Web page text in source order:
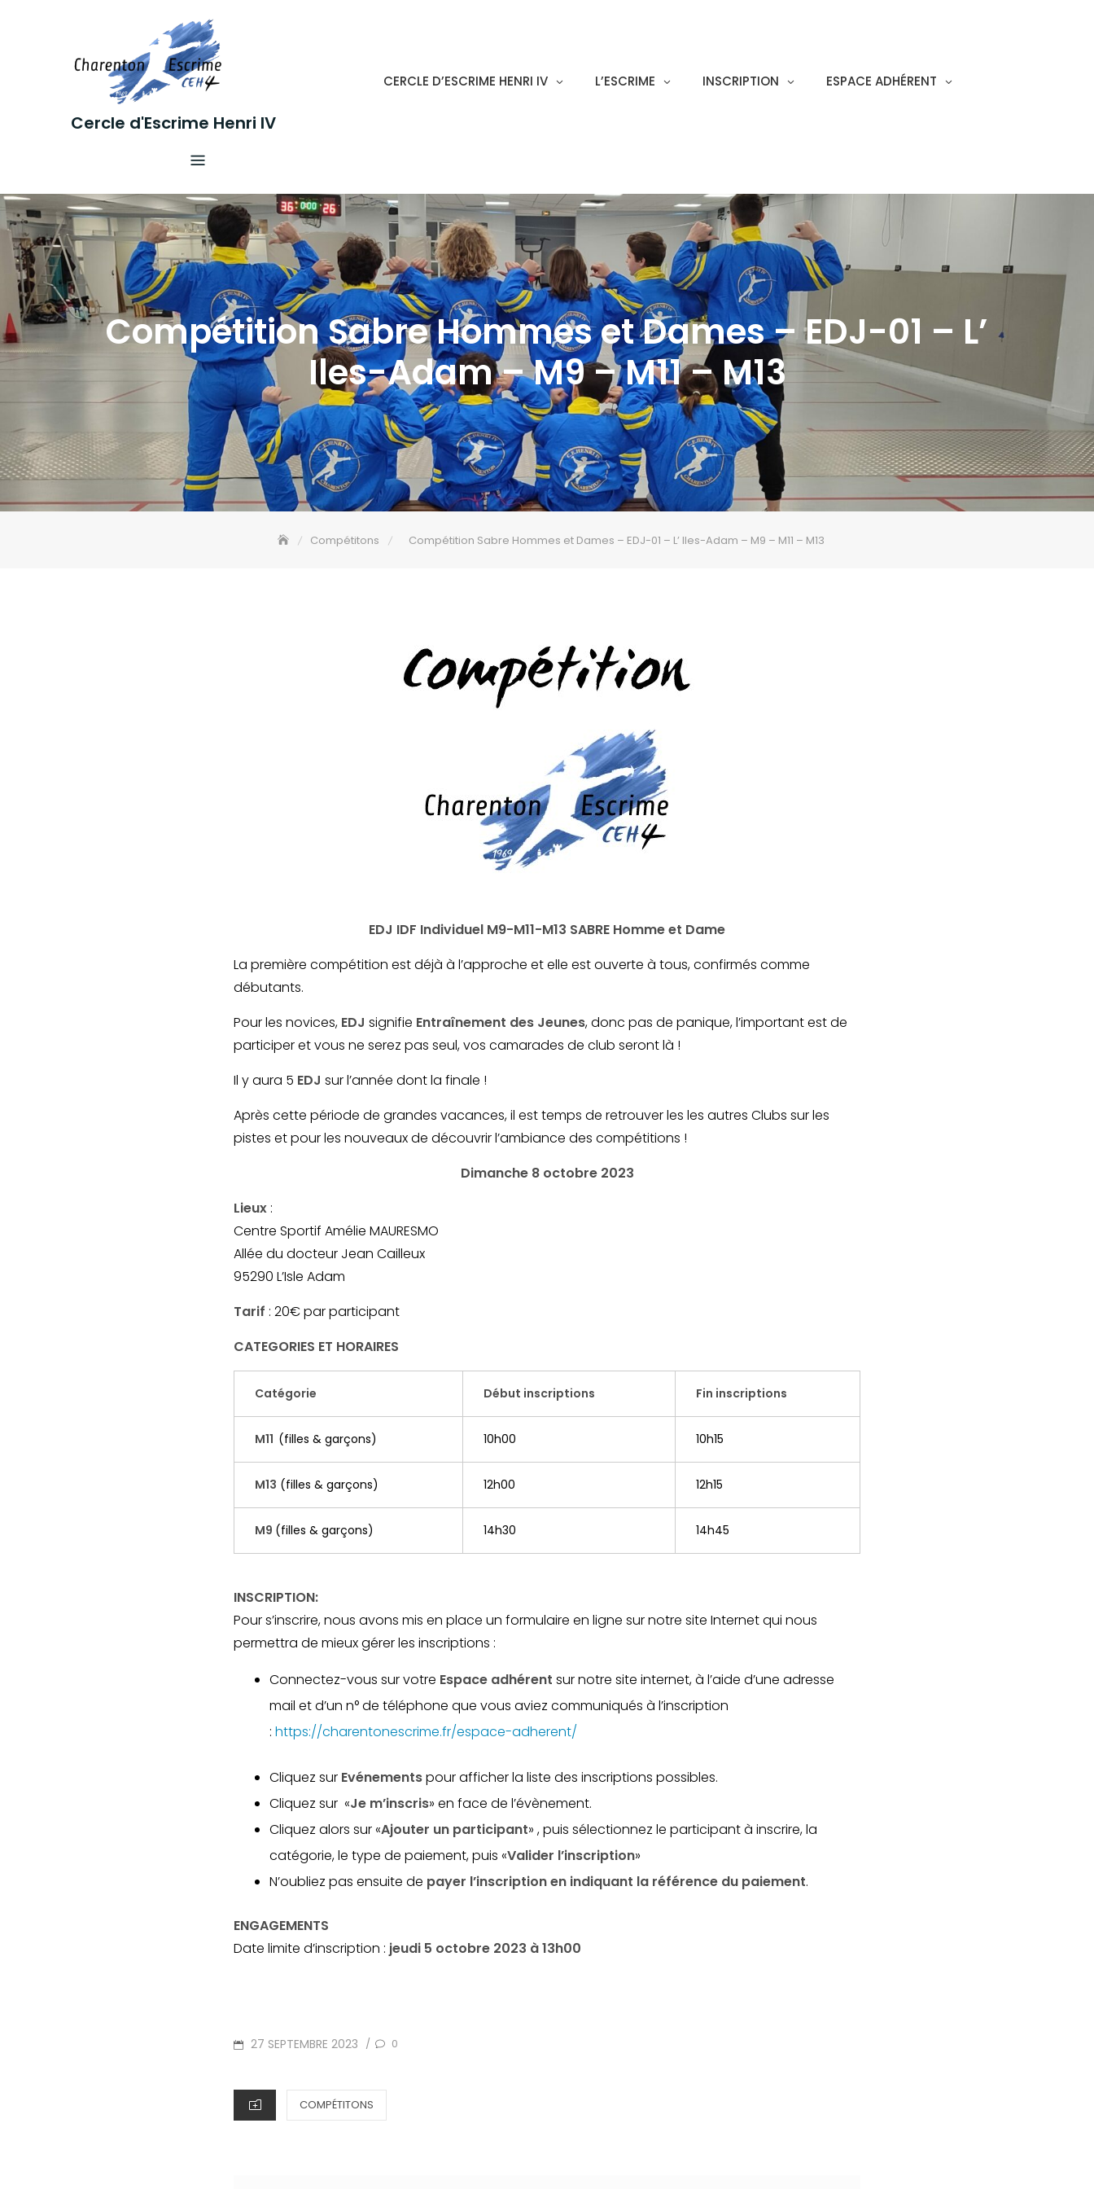
Cercle d'Escrime Henri IV
CERCLE D’ESCRIME HENRI IV L’ESCRIME INSCRIPTION ESPACE ADHÉRENT
Compétition Sabre Hommes et Dames – EDJ-01 – L’
Iles-Adam – M9 – M11 – M13
Compétitons Compétition Sabre Hommes et Dames – EDJ-01 – L’ Iles-Adam – M9 – M11 – M13
EDJ IDF Individuel M9-M11-M13 SABRE Homme et Dame
La première compétition est déjà à l’approche et elle est ouverte à tous, confirmés comme
débutants.
Pour les novices, EDJ signifie Entraînement des Jeunes, donc pas de panique, l’important est de
participer et vous ne serez pas seul, vos camarades de club seront là !
Il y aura 5 EDJ sur l’année dont la finale !
Après cette période de grandes vacances, il est temps de retrouver les les autres Clubs sur les
pistes et pour les nouveaux de découvrir l’ambiance des compétitions !
Dimanche 8 octobre 2023
Lieux :
Centre Sportif Amélie MAURESMO
Allée du docteur Jean Cailleux
95290 L’Isle Adam
Tarif : 20€ par participant
CATEGORIES ET HORAIRES
Catégorie Début inscriptions Fin inscriptions
M11 (filles & garçons) 10h00 10h15
M13 (filles & garçons) 12h00 12h15
M9 (filles & garçons) 14h30 14h45
INSCRIPTION:
Pour s’inscrire, nous avons mis en place un formulaire en ligne sur notre site Internet qui nous
permettra de mieux gérer les inscriptions :
Connectez-vous sur votre Espace adhérent sur notre site internet, à l’aide d’une adresse
mail et d’un n° de téléphone que vous aviez communiqués à l’inscription
: https://charentonescrime.fr/espace-adherent/
Cliquez sur Evénementspour afficher la liste des inscriptions possibles.
Cliquez sur «Je m’inscris» en face de l’évènement.
Cliquez alors sur «Ajouter un participant» , puis sélectionnez le participant à inscrire, la
catégorie, le type de paiement, puis «Valider l’inscription»
N’oubliez pas ensuite de payer l’inscription en indiquant la référence du paiement.
ENGAGEMENTS
Date limite d’inscription : jeudi 5 octobre 2023 à 13h00
POSTED
27 SEPTEMBRE 2023 / 0
CATEGORIES
COMPÉTITONS